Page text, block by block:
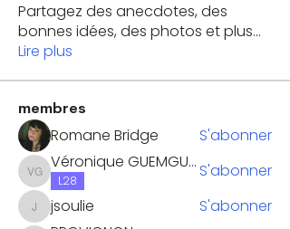
Partagez des anecdotes, des
bonnes idées, des photos et plus...
Lire plus
membres
Romane Bridge S'abonner
Véronique GUEMGUEM
Véronique GUEMGUEM
L28 S'abonner
jsouliejsoulie S'abonner